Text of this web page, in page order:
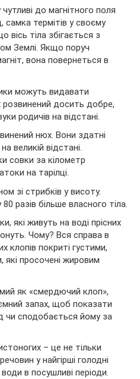
до магнітного поля
самка термітів у своєму
вісь тіла збігається з
Землі. Якщо поруч
вона повернеться в
можуть видавати
розвинений досить добре,
родичів на відстані.
нюх. Вони здатні
великій відстані.
совки за кілометр
на тарілці.
зі стрибків у висоту.
разів більше власного тіла.
які живуть на воді прісних
Чому? Вся справа в
клопів покриті густими,
просочені жировим
як «смердючий клоп»,
запах, щоб показати
чи сподобається йому за
– це не тільки
у найгірші голодні
в посушливі періоди.